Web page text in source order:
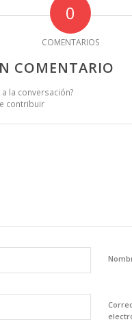
0
COMENTARIOS
COMENTARIO
la conversación?
contribuir